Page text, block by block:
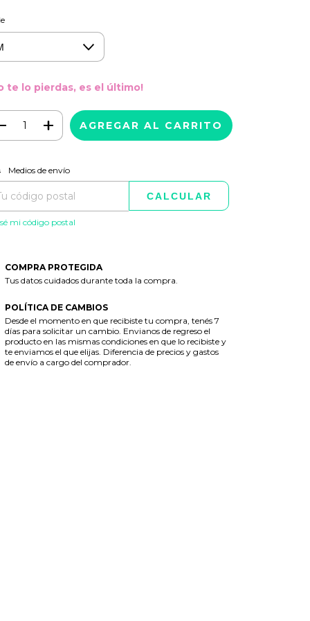
te lo pierdas, es el último!
para el CP:
Medios de envío
CALCULAR
mi código postal
COMPRA PROTEGIDA
Tus datos cuidados durante toda la compra.
POLÍTICA DE CAMBIOS
Desde el momento en que recibiste tu compra, tenés 7
días para solicitar un cambio. Envianos de regreso el
producto en las mismas condiciones en que lo recibiste y
te enviamos el que elijas. Diferencia de precios y gastos
de envío a cargo del comprador.